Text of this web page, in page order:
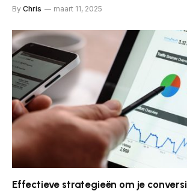
By Chris maart 11, 2025
Effectieve strategieën om je